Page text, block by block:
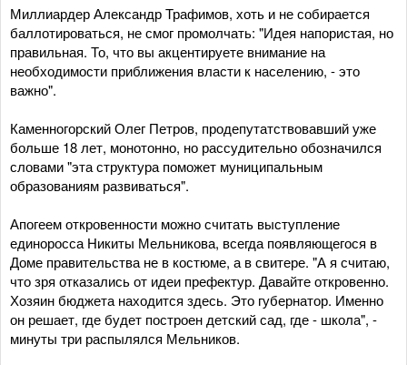
Миллиардер Александр Трафимов, хоть и не собирается
баллотироваться, не смог промолчать: "Идея напористая, но
правильная. То, что вы акцентируете внимание на
необходимости приближения власти к населению, - это
важно".
Каменногорский Олег Петров, продепутатствовавший уже
больше 18 лет, монотонно, но рассудительно обозначился
словами "эта структура поможет муниципальным
образованиям развиваться".
Апогеем откровенности можно считать выступление
единоросса Никиты Мельникова, всегда появляющегося в
Доме правительства не в костюме, а в свитере. "А я считаю,
что зря отказались от идеи префектур. Давайте откровенно.
Хозяин бюджета находится здесь. Это губернатор. Именно
он решает, где будет построен детский сад, где - школа", -
минуты три распылялся Мельников.